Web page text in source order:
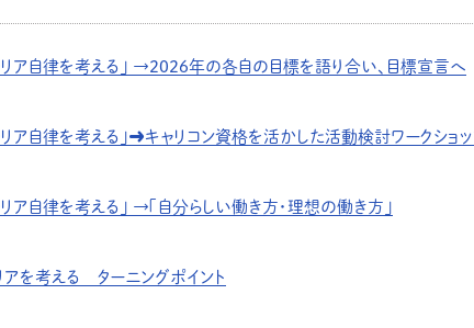
リア自律を考える」 →2026年の各自の目標を語り合い、目標宣言へ
リア自律を考える」➡キャリコン資格を活かした活動検討ワークショ
リア自律を考える」 →「自分らしい働き方・理想の働き方」
を考える ターニングポイント